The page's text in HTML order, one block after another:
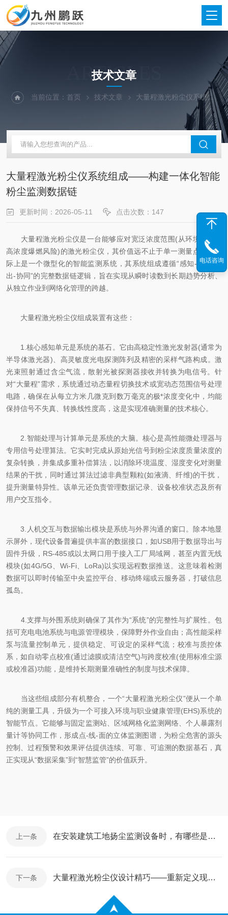
ARTICLES
技术文章
当前位置：首页 技术文章 大量程激光粉尘仪系统组成——构建一体化智能粉尘监测数据链
大量程激光粉尘仪系统组成——构建一体化智能
粉尘监测数据链
更新时间：2026-05-11 点击次数：147
大量程激光粉尘仪是一台能够应对宽泛浓度范围(从环境本底到
高浓度爆燃风险)的激光粉尘仪，其价值远不止于单一测量点。它实
际上是一个微型化的智能监测系统，其系统组成遵循“感知-处理-输
出-协同”的完整数据链逻辑，旨在实现从瞬时读数到长期趋势分析、
从独立作业到网络化管理的跨越。
大量程激光粉尘仪组成装置有这些：
1.核心感知单元是系统的基石。它由高稳定性激光发射器(通常为
半导体激光器)、高灵敏度光电探测阵列及精密的采样气路构成。激
光束照射通过含尘气流，散射光被探测器接收并转换为电信号。针
对“大量程”需求，系统通过动态量程切换技术或宽动态范围信号处理
电路，确保在从每立方米几微克到数万毫克的极*浓度变化中，均能
保持信号不失真、转换线性度高，这是实现准确测量的技术核心。
2.智能处理与计算单元是系统的大脑。核心是高性能微处理器与
专用信号处理算法。它实时完成从原始光信号到粉尘浓度质量浓度的
复杂转换，并集成多重补偿算法，以消除环境温度、湿度变化对测量
结果的干扰，同时通过算法过滤非典型颗粒(如液滴、纤维)的干扰，
提升测量特异性。该单元还负责管理数据记录、设备校准状态及所有
用户交互指令。
3.人机交互与数据输出模块是系统与外界沟通的窗口。除本地显
示屏外，现代设备普遍提供丰富的数据接口，如USB用于数据导出与
固件升级，RS-485或以太网口用于接入工厂局域网，甚至内置无线
模块(如4G/5G、Wi-Fi、LoRa)以实现远程数据推送。这意味着检测
数据可以即时传输至中央监控平台、移动终端或云服务器，打破信息
孤岛。
4.支撑与外围系统则确保了其作为“系统”的完整性与扩展性。包
括可充电电池系统与电源管理模块，保障野外作业自由；高性能采样
泵与流量控制单元，提供稳定、可设定的采样气流；校准与质控体
系，如自动零点校准(通过滤膜或清洁空气)与跨度校准(使用标准尘源
或校准器)功能，是维持长期测量准确性的制度与技术保障。
当这些组成部分有机整合，一个“大量程激光粉尘仪”便从一个单
纯的测量工具，升级为一个可接入环境与职业健康管理(EHS)系统的
智能节点。它能够与固定监测站、区域网格化监测网络、个人暴露剂
量计等协同工作，形成点-线-面的立体监测图谱，为粉尘危害的源头
控制、过程预警和效果评估提供连续、可靠、可追溯的数据基石，真
正实现从“数据采集”到“智慧监管”的价值跃升。
上一条 在安装建筑工地扬尘监测设备时，有哪些是需要我们注意的
下一条 大量程激光粉尘仪设计精巧——重新定义现场粉尘检测的便携性与可靠性
电话咨询